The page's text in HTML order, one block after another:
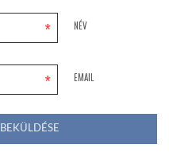
NÉV
*
EMAIL
*